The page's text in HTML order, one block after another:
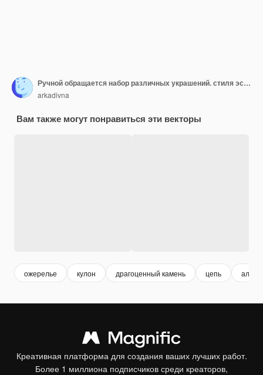
Ручной обращается набор различных украшений. стиля эскиза.
arkadivna
Вам также могут понравиться эти векторы
ожерелье кулон драгоценный камень цепь алмаз
Креативная платформа для создания ваших лучших работ.
Более 1 миллиона подписчиков среди креаторов,